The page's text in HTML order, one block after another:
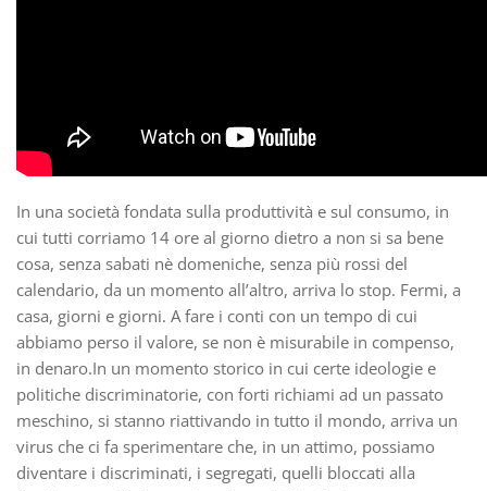
In una società fondata sulla produttività e sul consumo, in
cui tutti corriamo 14 ore al giorno dietro a non si sa bene
cosa, senza sabati nè domeniche, senza più rossi del
calendario, da un momento all’altro, arriva lo stop. Fermi, a
casa, giorni e giorni. A fare i conti con un tempo di cui
abbiamo perso il valore, se non è misurabile in compenso,
in denaro.In un momento storico in cui certe ideologie e
politiche discriminatorie, con forti richiami ad un passato
meschino, si stanno riattivando in tutto il mondo, arriva un
virus che ci fa sperimentare che, in un attimo, possiamo
diventare i discriminati, i segregati, quelli bloccati alla